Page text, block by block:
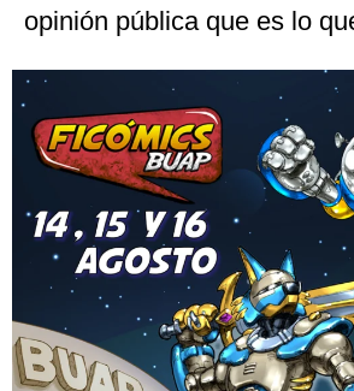
opinión pública que es lo